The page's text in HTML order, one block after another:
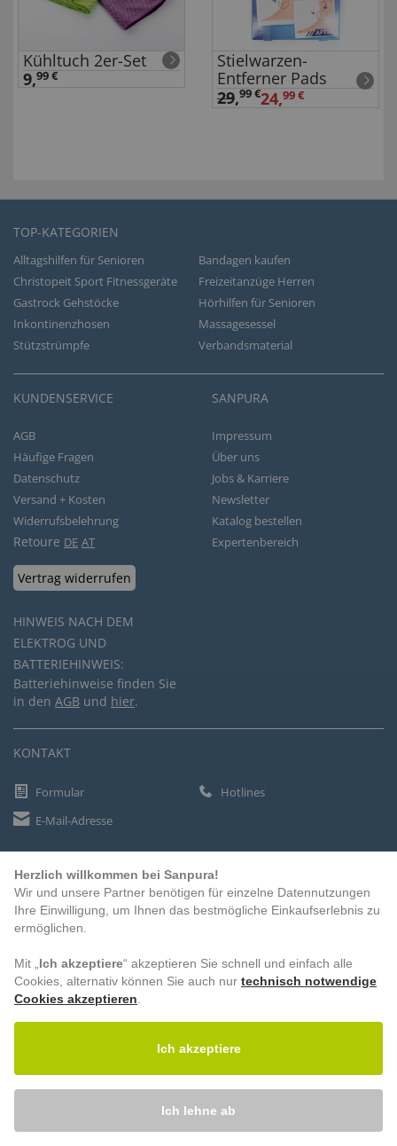
Kühltuch 2er-Set
9,99 €
Stielwarzen-
Entferner Pads
29,99 €24,99 €
TOP-KATEGORIEN
Alltagshilfen für Senioren
Bandagen kaufen
Christopeit Sport Fitnessgeräte
Freizeitanzüge Herren
Gastrock Gehstöcke
Hörhilfen für Senioren
Inkontinenzhosen
Massagesessel
Stützstrümpfe
Verbandsmaterial
KUNDENSERVICE
AGB
Häufige Fragen
Datenschutz
Versand + Kosten
Widerrufsbelehrung
Retoure DE AT
Vertrag widerrufen
HINWEIS NACH DEM
ELEKTROG UND
BATTERIEHINWEIS:
Batteriehinweise finden Sie
in den AGB und hier.
SANPURA
Impressum
Über uns
Jobs & Karriere
Newsletter
Katalog bestellen
Expertenbereich
KONTAKT
Formular
Hotlines
E-Mail-Adresse
ZAHLUNGSARTEN
Vorkasse
BESUCHEN SIE UNS
Herzlich willkommen bei Sanpura!
Wir und unsere Partner benötigen für einzelne Datennutzungen
Ihre Einwilligung, um Ihnen das bestmögliche Einkaufserlebnis zu
ermöglichen.
Mit „ Ich akzeptiere“ akzeptieren Sie schnell und einfach alle
Cookies, alternativ können Sie auch nur technisch notwendige
Cookies akzeptieren
Ich akzeptiere
Ich lehne ab